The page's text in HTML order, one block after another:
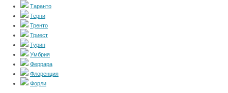
Таранто
Терни
Тренто
Триест
Турин
Умбрия
Феррара
Флоренция
Форли